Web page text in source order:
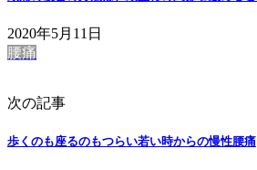
2020年5月11日
腰痛
次の記事
歩くのも座るのもつらい若い時からの慢性腰痛